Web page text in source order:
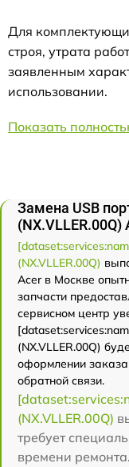
Для
строя, утрата
заявленным
использовании.
Показать
Замена USB
(NX.VLLER.00Q)
(NX.VLLER.00Q)
Acer в Москве
запчасти
сервисном центр
(NX.VLLER.00Q)
оформлении
обратной связи.
(NX.VLLER.00Q)
требует
времени